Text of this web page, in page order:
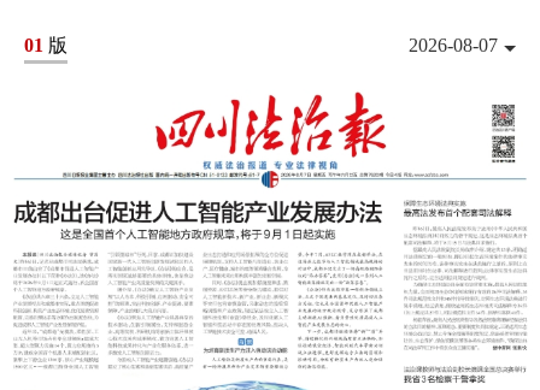
2026-08-07
01 版